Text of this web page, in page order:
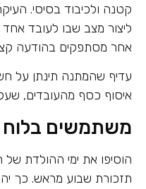
קטנה ולכיבוד בסיסי.
ליצור מצב שבו לעובד אחד
אחר מסתפקים בהודעה
עדיף שהמתנה תינתן על
איסוף כסף מהעובדים,
משתמשים בלוח
הוסיפו את ימי ההולדת של
תזכורת שבוע מראש. כך